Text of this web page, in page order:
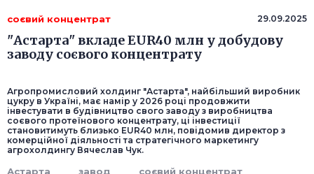
соєвий концентрат 29.09.2025
"Астарта" вкладе EUR40 млн у добудову
заводу соєвого концентрату
Агропромисловий холдинг "Астарта", найбільший виробник
цукру в Україні, має намір у 2026 році продовжити
інвестувати в будівництво свого заводу з виробництва
соєвого протеїнового концентрату, ці інвестиції
становитимуть близько EUR40 млн, повідомив директор з
комерційної діяльності та стратегічного маркетингу
агрохолдингу Вячеслав Чук.
Астарта завод соєвий концентрат